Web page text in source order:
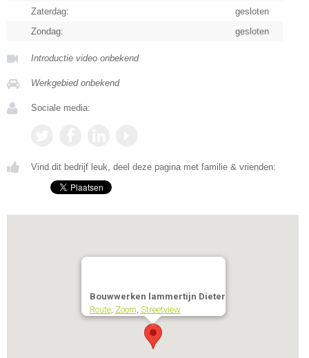
Zaterdag:
gesloten
Zondag:
gesloten
Introductie video onbekend
Werkgebied onbekend
Sociale media:
Vind dit bedrijf leuk, deel deze pagina met familie & vrienden:
Bouwwerken lammertijn Dieter
Route, Zoom, Streetview